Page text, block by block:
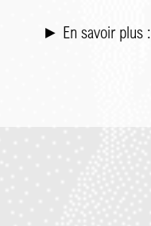
► En savoir plus :